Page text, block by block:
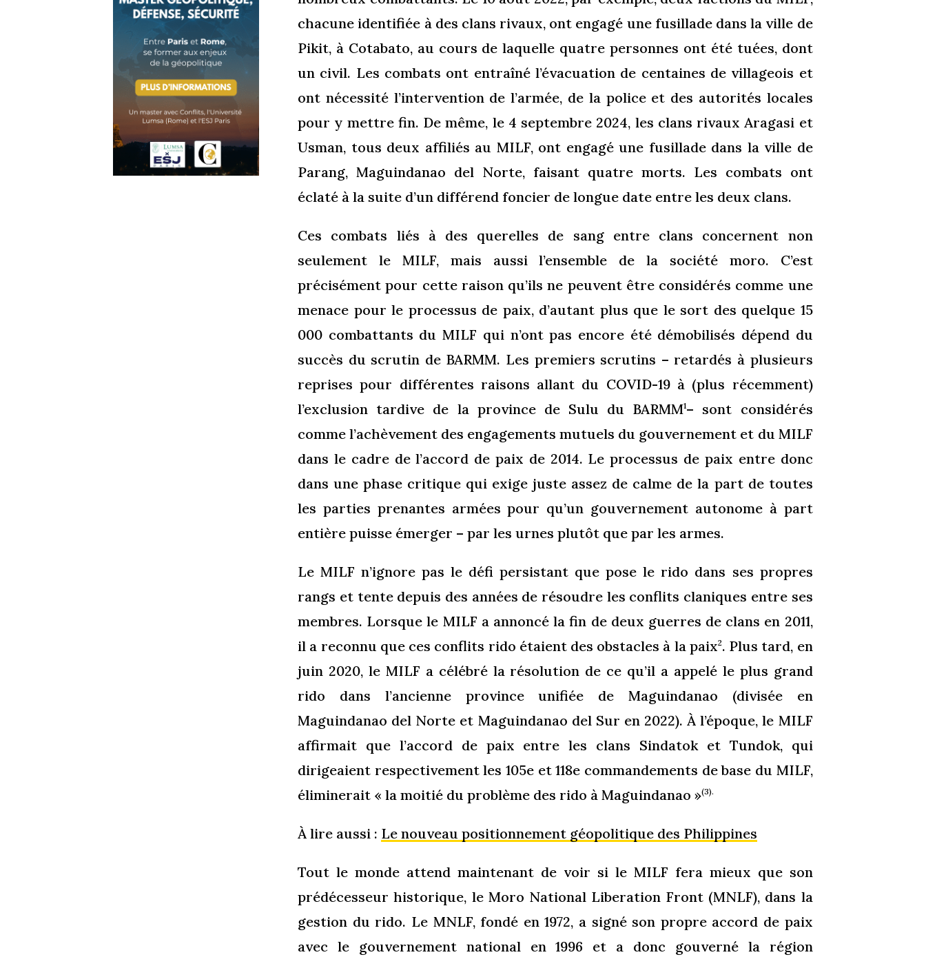
chacune identifiée à des clans rivaux, ont engagé une fusillade dans la ville de
Pikit, à Cotabato, au cours de laquelle quatre personnes ont été tuées, dont
un civil. Les combats ont entraîné l’évacuation de centaines de villageois et
ont nécessité l’intervention de l’armée, de la police et des autorités locales
pour y mettre fin. De même, le 4 septembre 2024, les clans rivaux Aragasi et
Usman, tous deux affiliés au MILF, ont engagé une fusillade dans la ville de
Parang, Maguindanao del Norte, faisant quatre morts. Les combats ont
éclaté à la suite d’un différend foncier de longue date entre les deux clans.
Ces combats liés à des querelles de sang entre clans concernent non
seulement le MILF, mais aussi l’ensemble de la société moro. C’est
précisément pour cette raison qu’ils ne peuvent être considérés comme une
menace pour le processus de paix, d’autant plus que le sort des quelque 15
000 combattants du MILF qui n’ont pas encore été démobilisés dépend du
succès du scrutin de BARMM. Les premiers scrutins – retardés à plusieurs
reprises pour différentes raisons allant du COVID-19 à (plus récemment)
l’exclusion tardive de la province de Sulu du BARMM1– sont considérés
comme l’achèvement des engagements mutuels du gouvernement et du MILF
dans le cadre de l’accord de paix de 2014. Le processus de paix entre donc
dans une phase critique qui exige juste assez de calme de la part de toutes
les parties prenantes armées pour qu’un gouvernement autonome à part
entière puisse émerger – par les urnes plutôt que par les armes.
Le MILF n’ignore pas le défi persistant que pose le rido dans ses propres
rangs et tente depuis des années de résoudre les conflits claniques entre ses
membres. Lorsque le MILF a annoncé la fin de deux guerres de clans en 2011,
il a reconnu que ces conflits rido étaient des obstacles à la paix2. Plus tard, en
juin 2020, le MILF a célébré la résolution de ce qu’il a appelé le plus grand
rido dans l’ancienne province unifiée de Maguindanao (divisée en
Maguindanao del Norte et Maguindanao del Sur en 2022). À l’époque, le MILF
affirmait que l’accord de paix entre les clans Sindatok et Tundok, qui
dirigeaient respectivement les 105e et 118e commandements de base du MILF,
éliminerait « la moitié du problème des rido à Maguindanao »(3).
À lire aussi : Le nouveau positionnement géopolitique des Philippines
Tout le monde attend maintenant de voir si le MILF fera mieux que son
prédécesseur historique, le Moro National Liberation Front (MNLF), dans la
gestion du rido. Le MNLF, fondé en 1972, a signé son propre accord de paix
avec le gouvernement national en 1996 et a donc gouverné la région